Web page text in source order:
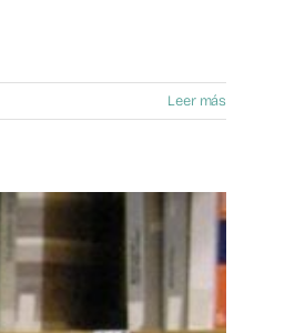
Leer más